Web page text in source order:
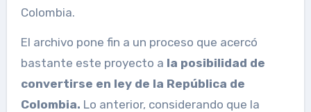
Colombia.
El archivo pone fin a un proceso que acercó
bastante este proyecto a la posibilidad de
convertirse en ley de la República de
Colombia. Lo anterior, considerando que la